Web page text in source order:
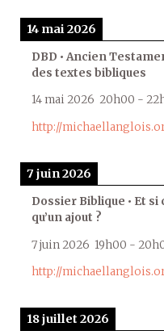
14 mai 2026
DBD • Ancien
des textes bibliques
14 mai 2026 20h00 -
http://
7 juin 2026
Dossier Biblique • Et si
qu’un ajout ?
7 juin 2026 19h00 -
http://
18 juillet 2026